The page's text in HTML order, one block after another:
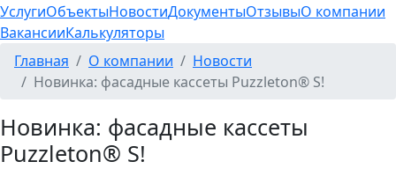
УслугиОбъектыНовостиДокументыОтзывыО компании
ВакансииКалькуляторы
Главная
О компании
Новости
Новинка: фасадные кассеты Puzzleton® S!
Новинка: фасадные кассеты
Puzzleton® S!